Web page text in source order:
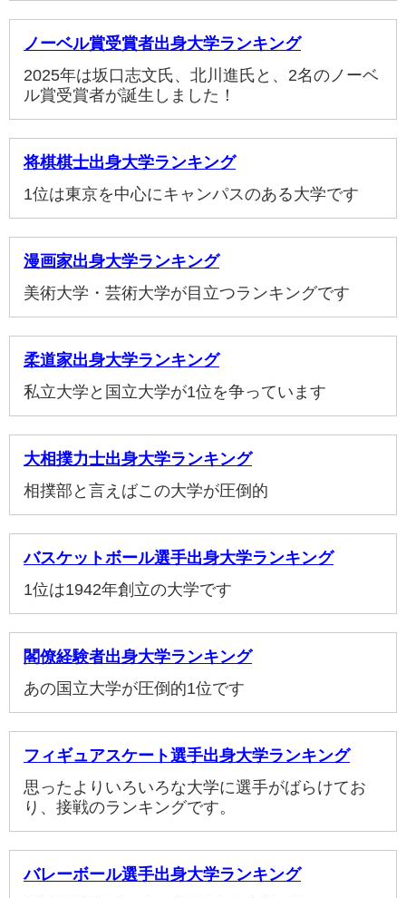
ノーベル賞受賞者出身大学ランキング
2025年は坂口志文氏、北川進氏と、2名のノーベ
ル賞受賞者が誕生しました！
将棋棋士出身大学ランキング
1位は東京を中心にキャンパスのある大学です
漫画家出身大学ランキング
美術大学・芸術大学が目立つランキングです
柔道家出身大学ランキング
私立大学と国立大学が1位を争っています
大相撲力士出身大学ランキング
相撲部と言えばこの大学が圧倒的
バスケットボール選手出身大学ランキング
1位は1942年創立の大学です
閣僚経験者出身大学ランキング
あの国立大学が圧倒的1位です
フィギュアスケート選手出身大学ランキング
思ったよりいろいろな大学に選手がばらけてお
り、接戦のランキングです。
バレーボール選手出身大学ランキング